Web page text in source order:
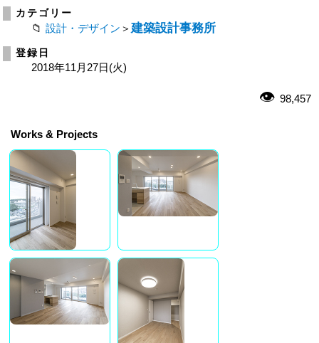
カテゴリー
設計・デザイン ＞ 建築設計事務所
登録日
2018年11月27日(火)
98,457
Works & Projects